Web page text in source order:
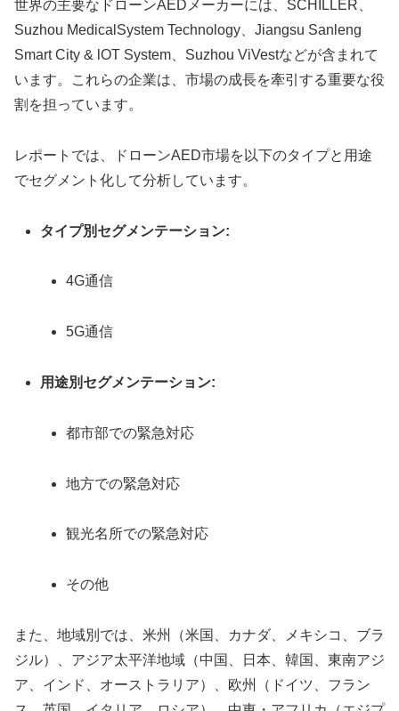
世界の主要なドローンAEDメーカーには、SCHILLER、
Suzhou MedicalSystem Technology、Jiangsu Sanleng
Smart City & lOT System、Suzhou ViVestなどが含まれて
います。これらの企業は、市場の成長を牽引する重要な役
割を担っています。
レポートでは、ドローンAED市場を以下のタイプと用途
でセグメント化して分析しています。
タイプ別セグメンテーション:
4G通信
5G通信
用途別セグメンテーション:
都市部での緊急対応
地方での緊急対応
観光名所での緊急対応
その他
また、地域別では、米州（米国、カナダ、メキシコ、ブラ
ジル）、アジア太平洋地域（中国、日本、韓国、東南アジ
ア、インド、オーストラリア）、欧州（ドイツ、フラン